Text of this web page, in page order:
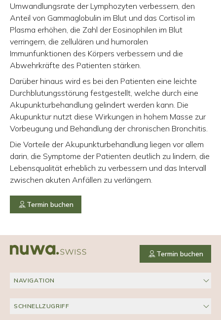
Umwandlungsrate der Lymphozyten verbessern, den
Anteil von Gammaglobulin im Blut und das Cortisol im
Plasma erhöhen, die Zahl der Eosinophilen im Blut
verringern, die zellulären und humoralen
Immunfunktionen des Körpers verbessern und die
Abwehrkräfte des Patienten stärken.
Darüber hinaus wird es bei den Patienten eine leichte
Durchblutungsstörung festgestellt, welche durch eine
Akupunkturbehandlung gelindert werden kann. Die
Akupunktur nutzt diese Wirkungen in hohem Masse zur
Vorbeugung und Behandlung der chronischen Bronchitis.
Die Vorteile der Akupunkturbehandlung liegen vor allem
darin, die Symptome der Patienten deutlich zu lindern, die
Lebensqualität erheblich zu verbessern und das Intervall
zwischen akuten Anfällen zu verlängern.
Termin buchen
Termin buchen
NAVIGATION
SCHNELLZUGRIFF